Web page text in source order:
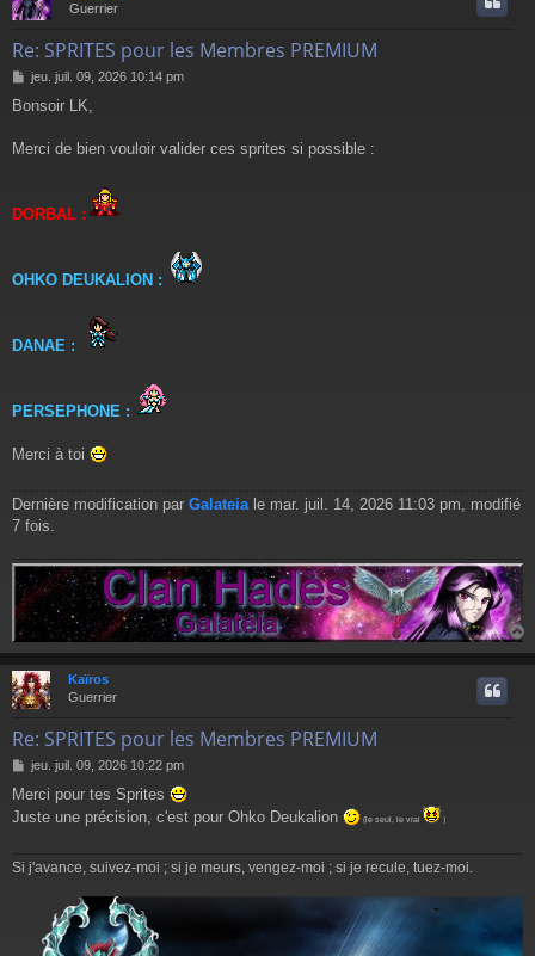
Guerrier
Re: SPRITES pour les Membres PREMIUM
M
s
a
jeu. juil. 09, 2026 10:14 pm
Bonsoir LK,
Merci de bien vouloir valider ces sprites si possible :
DORBAL :
OHKO DEUKALION :
DANAE :
PERSEPHONE :
Merci à toi
Dernière modification par Galateiale mar. juil. 14, 2026 11:03 pm, modifié
7 fois.
a
Kaïros
Guerrier
Re: SPRITES pour les Membres PREMIUM
M
s
s
e
jeu. juil. 09, 2026 10:22 pm
Merci pour tes Sprites
Juste une précision, c'est pour Ohko Deukalion
(le seul, le vrai )
Si j'avance, suivez-moi ; si je meurs, vengez-moi ; si je recule, tuez-moi.